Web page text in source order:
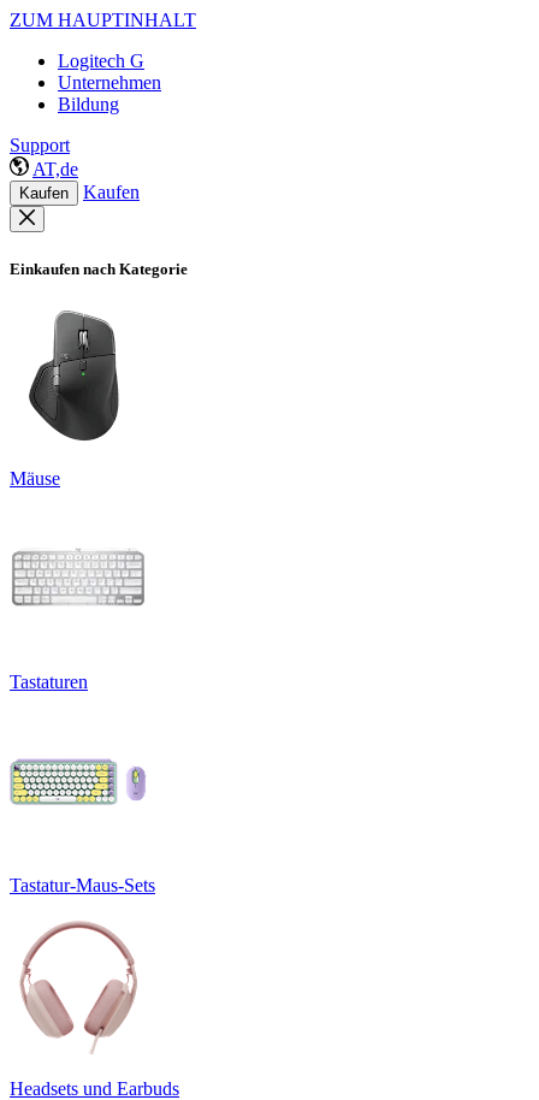
ZUM HAUPTINHALT
Logitech G
Unternehmen
Bildung
Support
AT,de
Kaufen Kaufen
Einkaufen nach Kategorie
Mäuse
Tastaturen
Tastatur-Maus-Sets
Headsets und Earbuds